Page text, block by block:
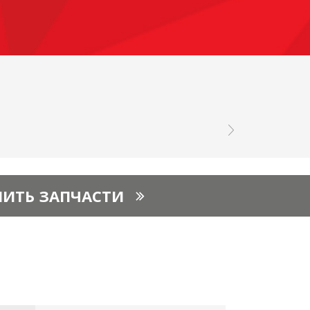
ЗАПЧАСТИ